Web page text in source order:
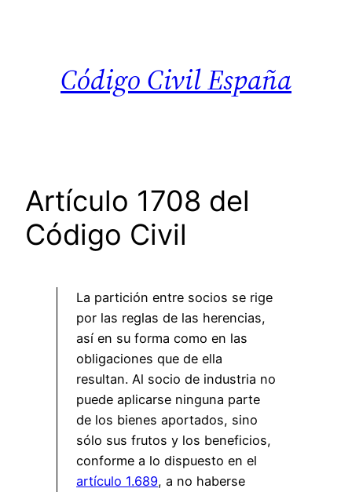
Código Civil España
Artículo 1708 del
Código Civil
La partición entre socios se rige
por las reglas de las herencias,
así en su forma como en las
obligaciones que de ella
resultan. Al socio de industria no
puede aplicarse ninguna parte
de los bienes aportados, sino
sólo sus frutos y los beneficios,
conforme a lo dispuesto en el
artículo 1.689, a no haberse